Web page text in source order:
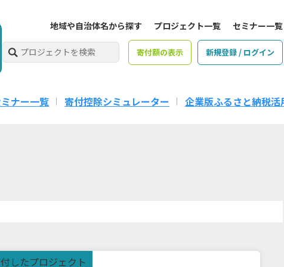
地域や自治体名から探す プロジェクト一覧 セミナー一覧
寄付額の表示 新規登録 / ログイン
ナー一覧 寄付控除シミュレーター 企業版ふるさと納税活
したプロジェクト